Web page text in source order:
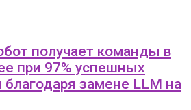
получает команды в
при 97% успешных
замене LLM на